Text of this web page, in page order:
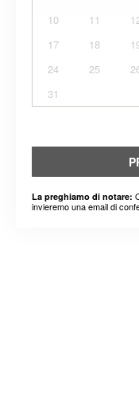
10
11
17
18
24
25
31
La preghiamo di notare:
invieremo una email di